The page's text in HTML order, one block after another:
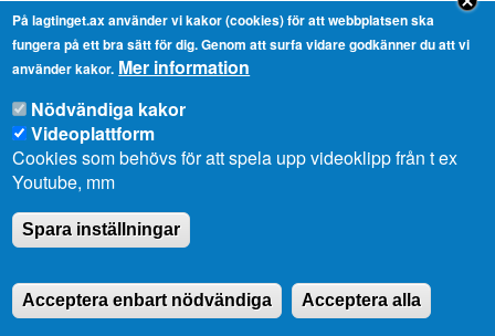
är viktigt. Rätt ska vara rätt.
Jomala, Saltvik och Brändö
behöver få sina pengar. Vi
Talmannen
Replikskiftet är avslutat.
Herr talman! Jag kan börja med
att konstatera att för det första,
På lagtinget.ax använder vi kakor (cookies) för att webbplatsen ska
fungera på ett bra sätt för dig. Genom att surfa vidare godkänner du att vi
använder kakor. Mer information
Nödvändiga kakor
Videoplattform
Cookies som behövs för att spela upp videoklipp från t ex
Youtube, mm
Spara inställningar
Acceptera enbart nödvändiga Acceptera alla